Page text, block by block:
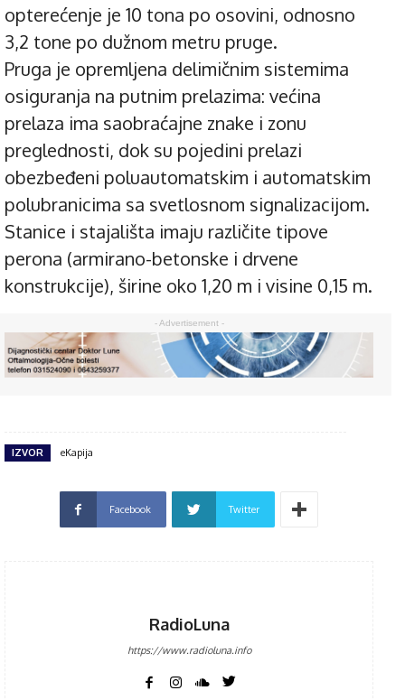
opterećenje je 10 tona po osovini, odnosno
3,2 tone po dužnom metru pruge.
Pruga je opremljena delimičnim sistemima
osiguranja na putnim prelazima: većina
prelaza ima saobraćajne znake i zonu
preglednosti, dok su pojedini prelazi
obezbeđeni poluautomatskim i automatskim
polubranicima sa svetlosnom signalizacijom.
Stanice i stajališta imaju različite tipove
perona (armirano-betonske i drvene
konstrukcije), širine oko 1,20 m i visine 0,15 m.
- Advertisement -
IZVOR eKapija
Facebook Twitter
RadioLuna
https://www.radioluna.info